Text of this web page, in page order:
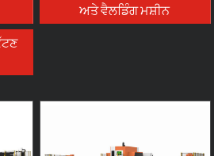
ਅਤੇ ਵੈਲਡਿੰਗ ਮਸ਼ੀਨ